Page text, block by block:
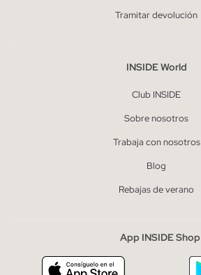
Tramitar devolución
INSIDE World
Club INSIDE
Sobre nosotros
Trabaja con nosotros
Blog
Rebajas de verano
App INSIDE Shop